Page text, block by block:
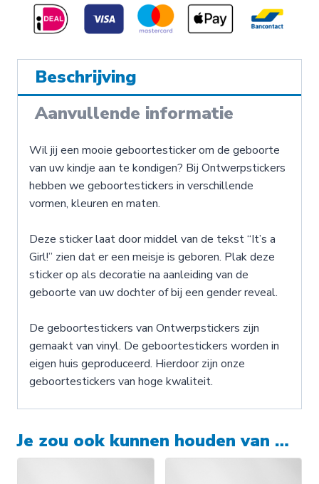
Beschrijving
Aanvullende informatie
Wil jij een mooie geboortesticker om de geboorte
van uw kindje aan te kondigen? Bij Ontwerpstickers
hebben we geboortestickers in verschillende
vormen, kleuren en maten.
Deze sticker laat door middel van de tekst “It’s a
Girl!” zien dat er een meisje is geboren. Plak deze
sticker op als decoratie na aanleiding van de
geboorte van uw dochter of bij een gender reveal.
De geboortestickers van Ontwerpstickers zijn
gemaakt van vinyl. De geboortestickers worden in
eigen huis geproduceerd. Hierdoor zijn onze
geboortestickers van hoge kwaliteit.
Je zou ook kunnen houden van …